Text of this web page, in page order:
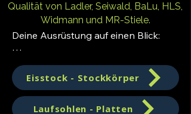
Qualität von Ladler, Seiwald, BaLu, HLS,
Widmann und MR-Stiele.
Deine Ausrüstung auf einen Blick:
Einsteiger bis zum Turnierprofi.
Laufsohlen: IFI-gerecht, von extrem
schnell bis streng gedämpft.
Eisstock - Stockkörper
Laufsohlen - Platten